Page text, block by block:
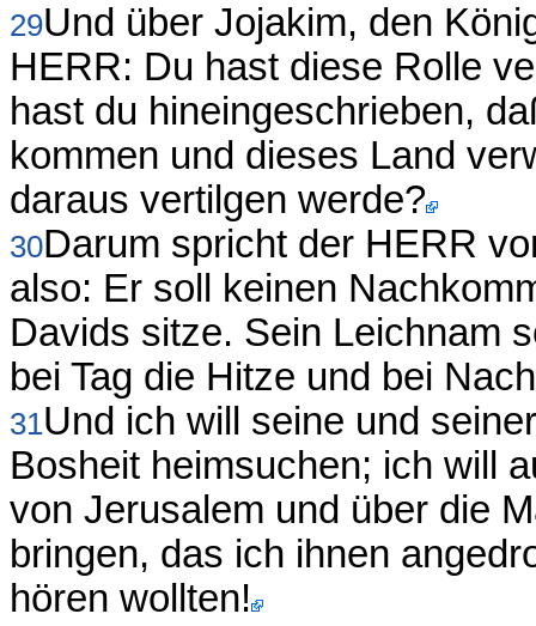
29Und über Jojakim, den
HERR: Du hast diese Rolle
hast du hineingeschrieben,
kommen und dieses Land
daraus vertilgen werde?
30Darum spricht der HERR
also: Er soll keinen
Davids sitze. Sein Leichnam
bei Tag die Hitze und bei
31Und ich will seine und
Bosheit heimsuchen; ich will
von Jerusalem und über die
bringen, das ich ihnen
hören wollten!